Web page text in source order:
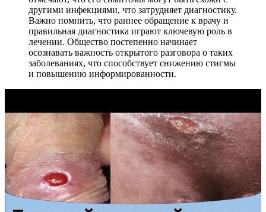
другими инфекциями, что затрудняет диагностику.
Важно помнить, что раннее обращение к врачу и
правильная диагностика играют ключевую роль в
лечении. Общество постепенно начинает
осознавать важность открытого разговора о таких
заболеваниях, что способствует снижению стигмы
и повышению информированности.